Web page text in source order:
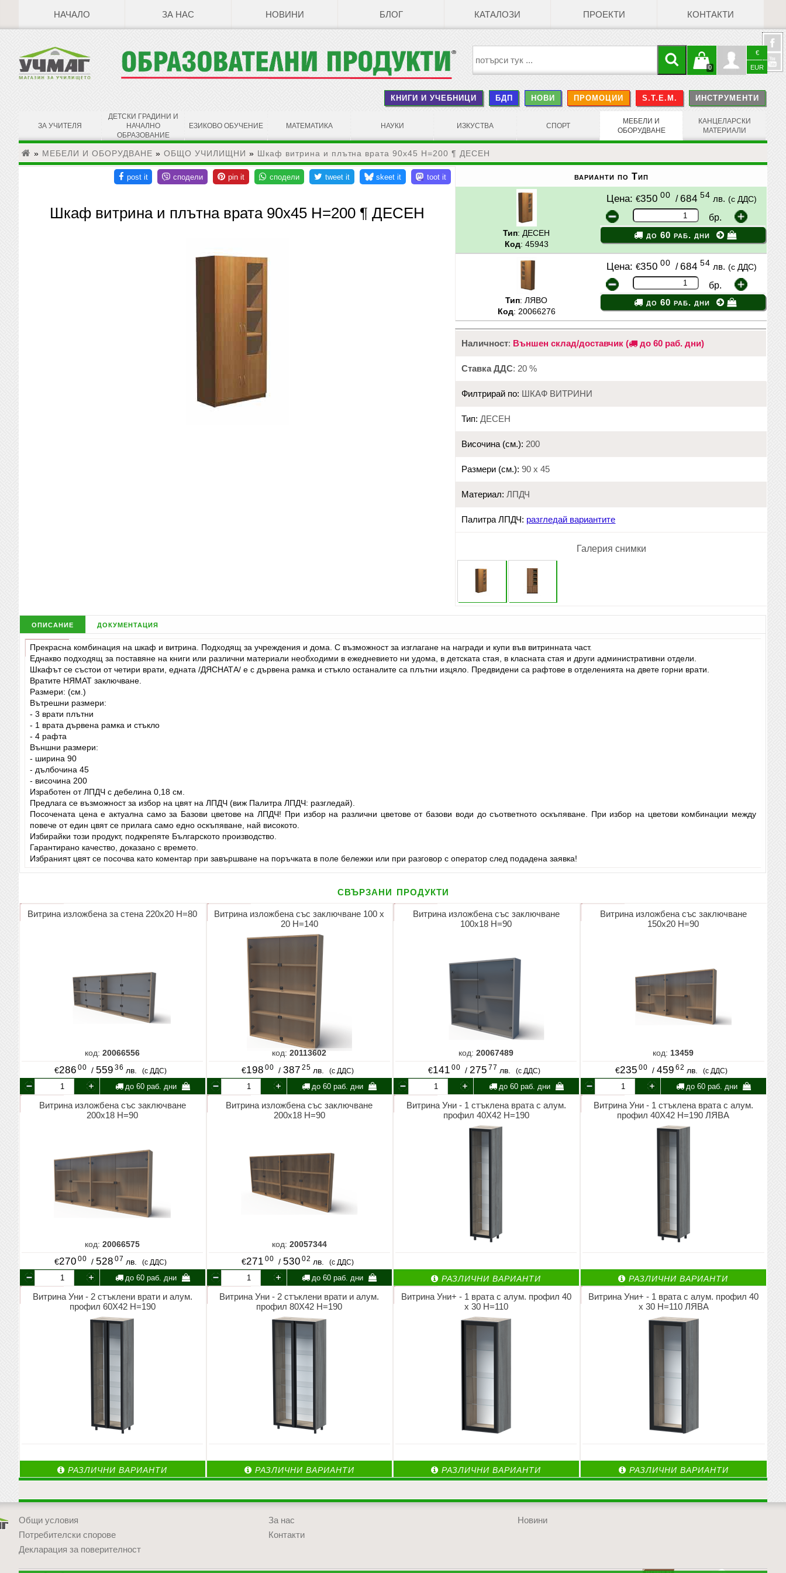
НАЧАЛО ЗА НАС НОВИНИ БЛОГ КАТАЛОЗИ ПРОЕКТИ КОНТАКТИ
€
EUR
Профил
0
Кошницата
е празна
КНИГИ И УЧЕБНИЦИ БДП НОВИ ПРОМОЦИИ S.T.E.M. ИНСТРУМЕНТИ
ЗА УЧИТЕЛЯ
ДЕТСКИ ГРАДИНИ И
НАЧАЛНО
ОБРАЗОВАНИЕ
ЕЗИКОВО ОБУЧЕНИЕ МАТЕМАТИКА НАУКИ ИЗКУСТВА СПОРТ
МЕБЕЛИ И
ОБОРУДВАНЕ
КАНЦЕЛАРСКИ
МАТЕРИАЛИ
» МЕБЕЛИ И ОБОРУДВАНЕ » ОБЩО УЧИЛИЩНИ » Шкаф витрина и плътна врата 90х45 Н=200 ¶ ДЕСЕН
Шкаф витрина и плътна врата 90х45 Н=200 ¶ ДЕСЕН
варианти по Тип
Тип: ДЕСЕН
Код: 45943
Цена: €350 00 /684 54 лв. (с ДДС)
бр.
до 60 раб. дни
Тип: ЛЯВО
Код: 20066276
Цена: €350 00 /684 54 лв. (с ДДС)
бр.
до 60 раб. дни
Наличност: Външен склад/доставчик ( до 60 раб. дни)
Ставка ДДС: 20 %
Филтрирай по: ШКАФ ВИТРИНИ
Тип: ДЕСЕН
Височина (см.): 200
Размери (см.): 90 х 45
Материал: ЛПДЧ
Палитра ЛПДЧ: разгледай вариантите
Галерия снимки
описание документация
Прекрасна комбинация на шкаф и витрина. Подходящ за учреждения и дома. С възможност за изглагане на награди и купи във витринната част.
Еднакво подходящ за поставяне на книги или различни материали необходими в ежедневието ни удома, в детската стая, в класната стая и други административни отдели.
Шкафът се състои от четири врати, едната /ДЯСНАТА/ е с дървена рамка и стъкло останалите са плътни изцяло. Предвидени са рафтове в отделенията на двете горни врати.
Вратите НЯМАТ заключване.
Размери: (см.)
Вътрешни размери:
- 3 врати плътни
- 1 врата дървена рамка и стъкло
- 4 рафта
Външни размери:
- ширина 90
- дълбочина 45
- височина 200
Изработен от ЛПДЧ с дебелина 0,18 см.
Предлага се възможност за избор на цвят на ЛПДЧ (виж Палитра ЛПДЧ: разгледай).
Посочената цена е актуална само за Базови цветове на ЛПДЧ! При избор на различни цветове от базови води до съответното оскъпяване. При избор на цветови комбинации между
повече от един цвят се прилага само едно оскъпяване, най високото.
Избирайки този продукт, подкрепяте Българското производство.
Гарантирано качество, доказано с времето.
Избраният цвят се посочва като коментар при завършване на поръчката в поле бележки или при разговор с оператор след подадена заявка!
свързани продукти
Витрина изложбена за стена 220х20 Н=80
код:20066556
€286 00 / 559 36 лв. (с ДДС)
до 60 раб. дни
Витрина изложбена със заключване 100 х
20 Н=140
код:20113602
€198 00 / 387 25 лв. (с ДДС)
до 60 раб. дни
Витрина изложбена със заключване
100х18 Н=90
код:20067489
€141 00 / 275 77 лв. (с ДДС)
до 60 раб. дни
Витрина изложбена със заключване
150х20 Н=90
код: 13459
€235 00 /459 62 лв. (с ДДС)
до 60 раб. дни
Витрина изложбена със заключване
200х18 Н=90
код:20066575
€270 00 / 528 07 лв. (с ДДС)
до 60 раб. дни
Витрина изложбена със заключване
200х18 Н=90
код: 20057344
€271 00 / 530 02 лв. (с ДДС)
до 60 раб. дни
Витрина Уни - 1 стъклена врата с алум.
профил 40X42 Н=190
РАЗЛИЧНИ ВАРИАНТИ
Витрина Уни - 1 стъклена врата с алум.
профил 40X42 Н=190 ЛЯВА
РАЗЛИЧНИ ВАРИАНТИ
Витрина Уни - 2 стъклени врати и алум.
профил 60X42 Н=190
РАЗЛИЧНИ ВАРИАНТИ
Витрина Уни - 2 стъклени врати и алум.
профил 80X42 Н=190
РАЗЛИЧНИ ВАРИАНТИ
Витрина Уни+ - 1 врата с алум. профил 40
х 30 Н=110
РАЗЛИЧНИ ВАРИАНТИ
Витрина Уни+ - 1 врата с алум. профил 40
х 30 Н=110 ЛЯВА
РАЗЛИЧНИ ВАРИАНТИ
Общи условия
Потребителски спорове
Декларация за поверителност
За нас
Контакти
Новини